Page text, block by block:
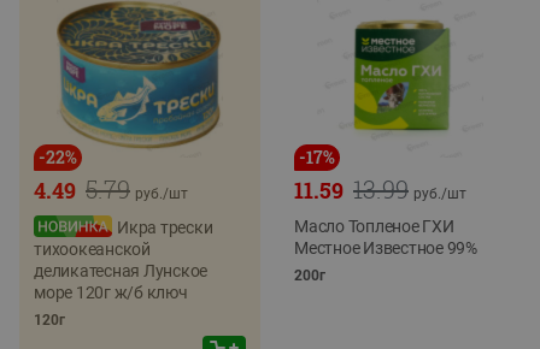
-22%
5.79
4.49 руб./шт
Икра трески
тихоокеанской
деликатесная Лунское
море 120г ж/б ключ
120г
-17%
13.99
11.59 руб./шт
Масло Топленое ГХИ
Местное Известное 99%
200г